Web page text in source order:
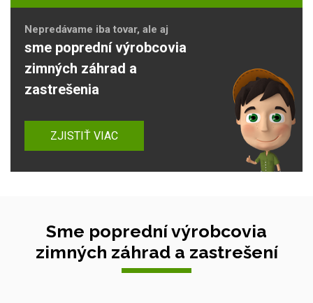
Nepredávame iba tovar, ale aj
sme poprední výrobcovia
zimných záhrad a
zastrešenia
ZJISTIŤ VIAC
Sme poprední výrobcovia
zimných záhrad a zastrešení